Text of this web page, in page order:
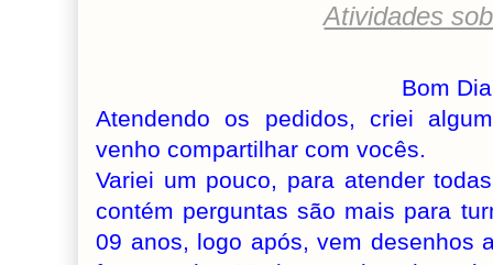
Atividades
Bom
Atendendo os pedidos, criei
venho compartilhar com vocês.
Variei um pouco, para atender
contém perguntas são mais para
09 anos, logo após, vem desenhos